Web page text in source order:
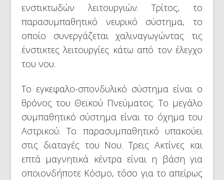
ενστικτωδών λειτουργιών. Τρίτος, το
παρασυμπαθητικό νευρικό σύστημα, το
οποίο συνεργάζεται χαλιναγωγώντας τις
ένστικτες λειτουργίες κάτω από τον έλεγχο
του νου.
Το εγκεφαλο-σπονδυλικό σύστημα είναι ο
θρόνος του Θεϊκού Πνεύματος. Το μεγάλο
συμπαθητικό σύστημα είναι το όχημα του
Αστρικού. Το παρασυμπαθητικό υπακούει
στις διαταγές του Νου. Τρεις Ακτίνες και
επτά μαγνητικά κέντρα είναι η βάση για
οποιονδήποτε Κόσμο, τόσο για το απείρως